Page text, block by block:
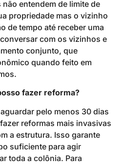
entendem de limite de
propriedade mas o vizinho
de tempo até receber uma
com os vizinhos e
conjunto, que
quando feito em
fazer reforma?
pelo menos 30 dias
reformas mais invasivas
a estrutura. Isso garante
suficiente para agir
toda a colônia. Para